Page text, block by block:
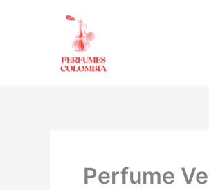
Perfume